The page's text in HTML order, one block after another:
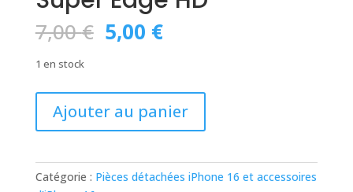
7,00€ Le
prix
était :
7,00 €.
5,00 €Le
prix
est :
5,00 €.
1 en stock
Verre
intégral
Ajouter au panier
Catégorie : Pièces détachées iPhone 16 et accessoires